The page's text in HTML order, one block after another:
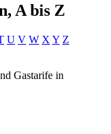
A bis Z
U V W X Y Z
Gastarife in